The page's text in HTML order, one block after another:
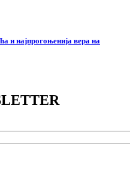
и најпрогоњенија вера на